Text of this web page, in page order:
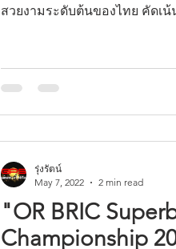
สวยงามระดับต้นของไทย คัดเน้
"OR BRIC
Championship
รุ่งรัตน์
May 7, 2022
2 min read